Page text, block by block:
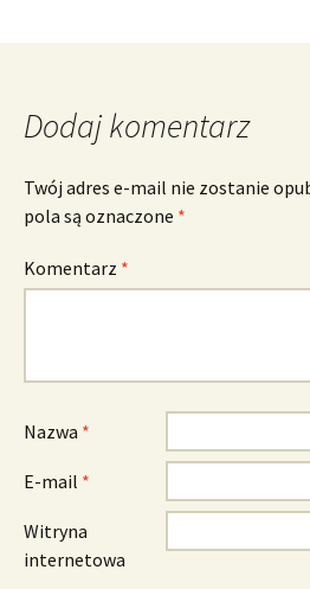
Dodaj komentarz
Twój adres e-mail nie zostanie
pola są oznaczone *
Komentarz *
Nazwa *
E-mail *
Witryna
internetowa